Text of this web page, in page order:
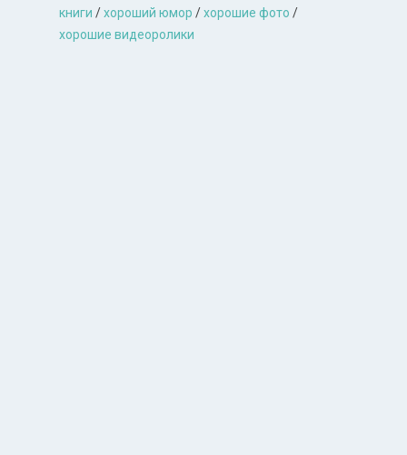
книги /хороший юмор /хорошие фото /
хорошие видеоролики